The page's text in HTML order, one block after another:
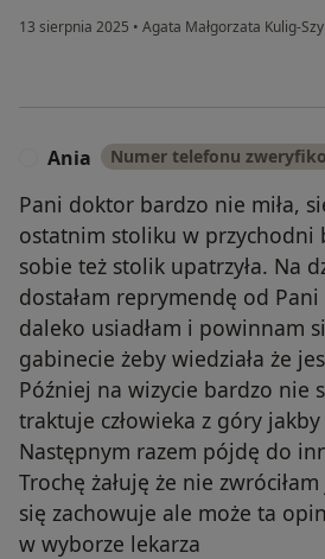
13 sierpnia 2025 • Agata Małgorzata Kulig-
Ania Numer telefonu
Pani doktor bardzo nie miła,
ostatnim stoliku w przychodni
sobie też stolik upatrzyła. Na
dostałam reprymendę od
daleko usiadłam i powinnam
gabinecie żeby wiedziała że
Później na wizycie bardzo nie
traktuje człowieka z góry jakby
Następnym razem pójdę do
Trochę żałuję że nie
się zachowuje ale może ta
w wyborze lekarza